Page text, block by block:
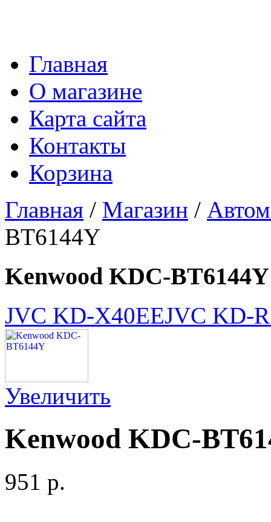
Главная
О магазине
Карта сайта
Контакты
Корзина
Главная / Магазин /
BT6144Y
Kenwood KDC-BT6144Y
JVC KD-X40EEJVC KD-
Увеличить
Kenwood KDC-
951 p.